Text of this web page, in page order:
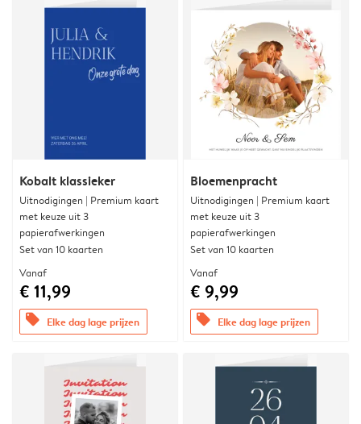
Kobalt klassieker
Uitnodigingen | Premium kaart
met keuze uit 3
papierafwerkingen
Set van 10 kaarten
Vanaf
€ 11,99
offers Elke dag lage prijzen
Bloemenpracht
Uitnodigingen | Premium kaart
met keuze uit 3
papierafwerkingen
Set van 10 kaarten
Vanaf
€ 9,99
offers Elke dag lage prijzen